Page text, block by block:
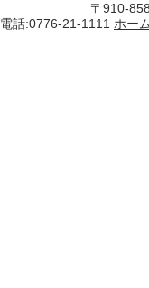
〒910-
電話:0776-21-1111 ホー